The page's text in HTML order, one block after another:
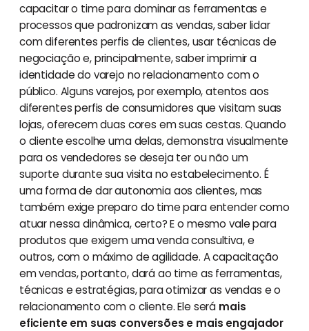
capacitar o time para dominar as ferramentas e
processos que padronizam as vendas, saber lidar
com diferentes perfis de clientes, usar técnicas de
negociação e, principalmente, saber imprimir a
identidade do varejo no relacionamento com o
público. Alguns varejos, por exemplo, atentos aos
diferentes perfis de consumidores que visitam suas
lojas, oferecem duas cores em suas cestas. Quando
o cliente escolhe uma delas, demonstra visualmente
para os vendedores se deseja ter ou não um
suporte durante sua visita no estabelecimento. É
uma forma de dar autonomia aos clientes, mas
também exige preparo do time para entender como
atuar nessa dinâmica, certo? E o mesmo vale para
produtos que exigem uma venda consultiva, e
outros, com o máximo de agilidade. A capacitação
em vendas, portanto, dará ao time as ferramentas,
técnicas e estratégias, para otimizar as vendas e o
relacionamento com o cliente. Ele será mais
eficiente em suas conversões e mais engajador